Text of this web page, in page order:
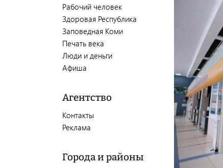
Рабочий человек
Здоровая Республика
Заповедная Коми
Печать века
Люди и деньги
Афиша
Агентство
Контакты
Реклама
Города и районы